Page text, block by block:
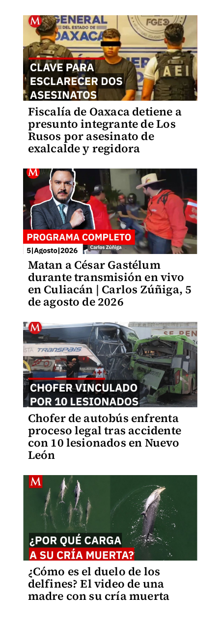
Fiscalía de Oaxaca detiene a
presunto integrante de Los
Rusos por asesinato de
exalcalde y regidora
Matan a César Gastélum
durante transmisión en vivo
en Culiacán | Carlos Zúñiga, 5
de agosto de 2026
Chofer de autobús enfrenta
proceso legal tras accidente
con 10 lesionados en Nuevo
León
¿Cómo es el duelo de los
delfines? El video de una
madre con su cría muerta